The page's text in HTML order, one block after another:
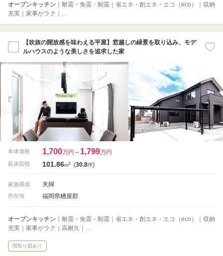
オープンキッチン ｜耐震・免震・制震｜省エネ・創エネ・エコ（eco）｜収納
充実｜家事がラク｜…
【吹抜の開放感を味わえる平屋】窓越しの緑景を取り込み、モデ
ルハウスのような美しさを追求した家
本体価格 1,700万円 ～ 1,799万円
延床面積 101.86m2 (30.8坪)
家族構成 夫婦
所在地 福岡県糟屋郡
オープンキッチン ｜耐震・免震・制震｜省エネ・創エネ・エコ（eco）｜収納
充実｜家事がラク｜高耐久｜…
間取り図あり